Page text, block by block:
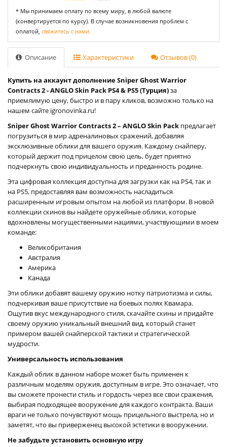
* Мы принимаем оплату по всему миру, в любой валюте
(конвертируется по курсу). В случае возникновения проблем с
оплатой, свяжитесь с нами.
Описание Характеристики Отзывов (0)
Купить на аккаунт дополнение Sniper Ghost Warrior
Contracts 2 - ANGLO Skin Pack PS4 & PS5 (Турция)за
приемлимую цену, быстро и в пару кликов, возможно только на
нашем сайте igronovinka.ru!
Sniper Ghost Warrior Contracts 2 – ANGLO Skin Pack предлагает
погрузиться в мир адреналиновых сражений, добавляя
эксклюзивные облики для вашего оружия. Каждому снайперу,
который держит под прицелом свою цель, будет приятно
подчеркнуть свою индивидуальность и преданность родине.
Эта цифровая коллекция доступна для загрузки как на PS4, так и
на PS5, предоставляя вам возможность насладиться
расширенным игровым опытом на любой из платформ. В новой
коллекции скинов вы найдете оружейные облики, которые
вдохновлены могущественными нациями, участвующими в моем
команде:
Великобритания
Австралия
Америка
Канада
Эти облики добавят вашему оружию нотку патриотизма и силы,
подчеркивая ваше присутствие на боевых полях Квамара.
Ощутив вкус международного стиля, скачайте скины и придайте
своему оружию уникальный внешний вид, который станет
примером вашей снайперской тактики и стратегической
мудрости.
Универсальность использования
Каждый облик в данном наборе может быть применен к
различным моделям оружия, доступным в игре. Это означает, что
вы сможете пронести стиль и гордость через все свои сражения,
выбирая подходящее вооружение для каждого контракта. Ваши
враги не только почувствуют мощь прицельного выстрела, но и
заметят, что вы приверженец высокой эстетики в вооружении.
Не забудьте установить основную игру